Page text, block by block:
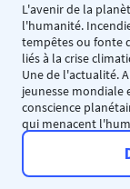
L'avenir de la
l'humanité.
tempêtes ou fonte
liés à la crise
Une de l'actualité.
jeunesse mondiale
conscience
qui menacent